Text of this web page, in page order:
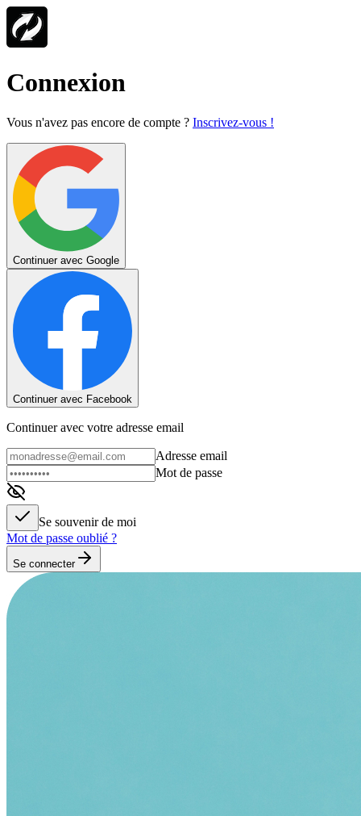
Connexion
Vous n'avez pas encore de compte ? Inscrivez-vous !
Continuer avec Google
Continuer avec Facebook
Continuer avec votre adresse email
Adresse email
Mot de passe
Se souvenir de moi
Mot de passe oublié ?
Se connecter